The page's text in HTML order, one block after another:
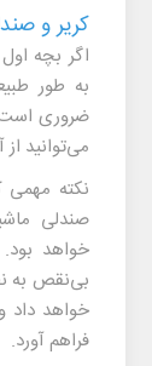
کریر و
اگر بچه
به طور
ضروری است.
می‌توانید
نکته مهمی
صندلی
خواهد
بی‌نقص به
خواهد داد
فراهم آورد.